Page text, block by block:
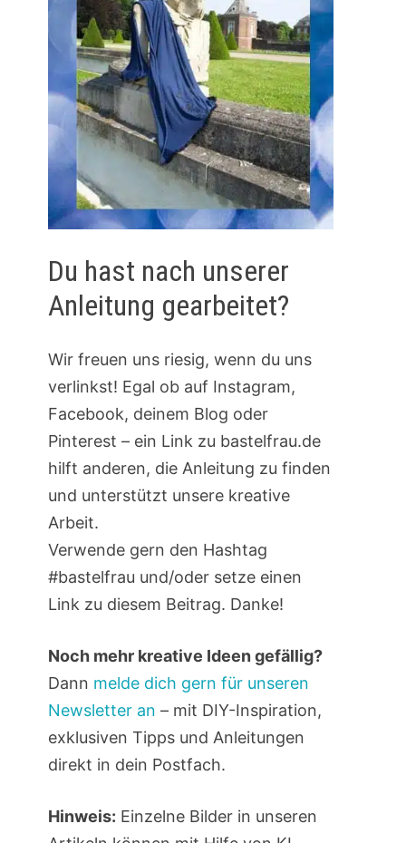
Du hast nach unserer
Anleitung gearbeitet?
Wir freuen uns riesig, wenn du uns
verlinkst! Egal ob auf Instagram,
Facebook, deinem Blog oder
Pinterest – ein Link zu bastelfrau.de
hilft anderen, die Anleitung zu finden
und unterstützt unsere kreative
Arbeit.
Verwende gern den Hashtag
#bastelfrau und/oder setze einen
Link zu diesem Beitrag. Danke!
Noch mehr kreative Ideen gefällig?
Dann melde dich gern für unseren
Newsletter an – mit DIY-Inspiration,
exklusiven Tipps und Anleitungen
direkt in dein Postfach.
Hinweis: Einzelne Bilder in unseren